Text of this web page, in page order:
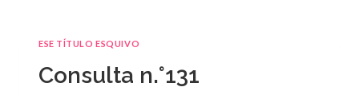
ESE TÍTULO ESQUIVO
Consulta n.°131